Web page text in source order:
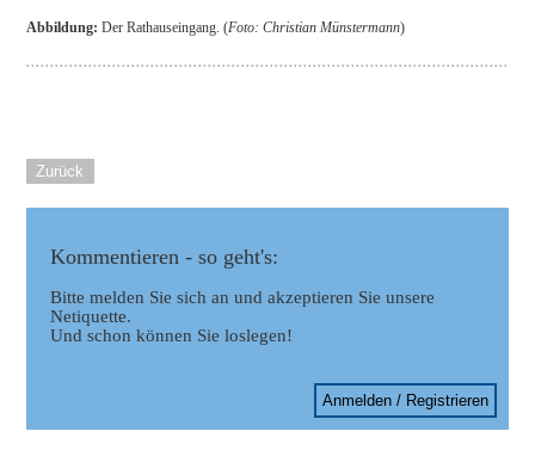
Abbildung: Der Rathauseingang. (Foto: Christian Münstermann)
Zurück
Kommentieren - so geht's:
Bitte melden Sie sich an und akzeptieren Sie unsere
Netiquette.
Und schon können Sie loslegen!
Anmelden / Registrieren